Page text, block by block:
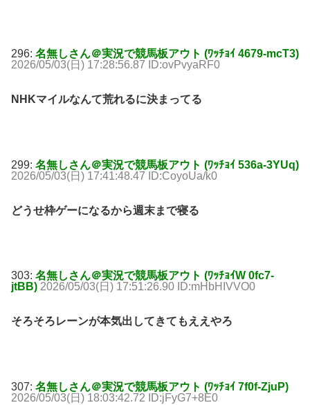
296: 名無しさん＠実況で競馬板アウト (ﾜｯﾁｮｲ 4679-mcT3)
2026/05/03(日) 17:28:56.87 ID:ovPvyaRF0
NHKマイルなんて荒れるに決まってる
299: 名無しさん＠実況で競馬板アウト (ﾜｯﾁｮｲ 536a-3YUq)
2026/05/03(日) 17:41:48.47 ID:CoyoUa/k0
どうせ枠ゲーになるから週末まで寝る
303: 名無しさん＠実況で競馬板アウト (ﾜｯﾁｮｲW 0fc7-
jtBB) 2026/05/03(日) 17:51:26.90 ID:mHbHIVVO0
そろそろレーンが本気出してきてもええやろ
307: 名無しさん＠実況で競馬板アウト (ﾜｯﾁｮｲ 7f0f-ZjuP)
2026/05/03(日) 18:03:42.72 ID:jFyG7+8E0